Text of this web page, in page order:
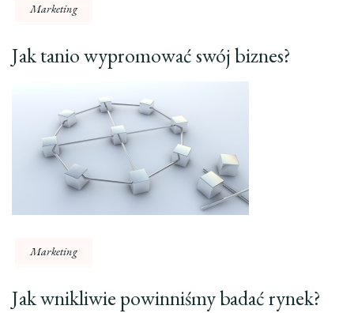
Marketing
Jak tanio wypromować swój biznes?
Marketing
Jak wnikliwie powinniśmy badać rynek?